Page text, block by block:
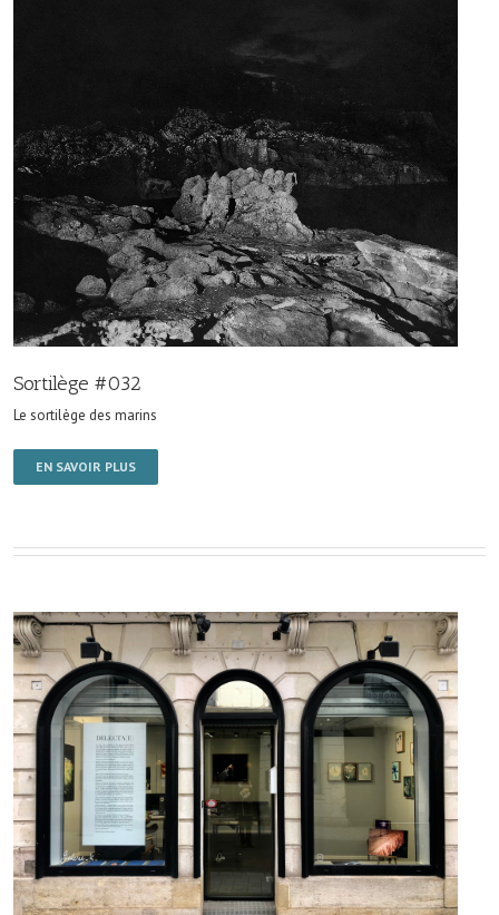
Sortilège #032
Le sortilège des marins
EN SAVOIR PLUS